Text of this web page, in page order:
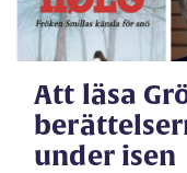
Att läsa
under isen